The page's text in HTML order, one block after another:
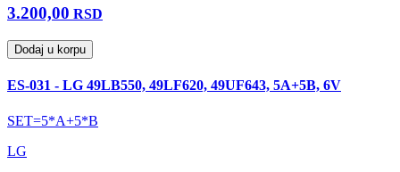
3.200,00 RSD
Dodaj u korpu
ES-031 - LG 49LB550, 49LF620, 49UF643, 5A+5B, 6V
SET=5*A+5*B
LG